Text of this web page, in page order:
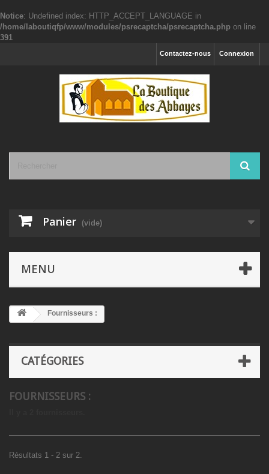
Notice: Undefined index: HTTP_ACCEPT_LANGUAGE in
/home/laboutiqfp/www/modules/psrecaptcha/psrecaptcha.php on line
391
Connexion
Contactez-nous
Panier (vide)
MENU
Fournisseurs :
CATÉGORIES
FOURNISSEURS :
Résultats 1 - 2 sur 2.